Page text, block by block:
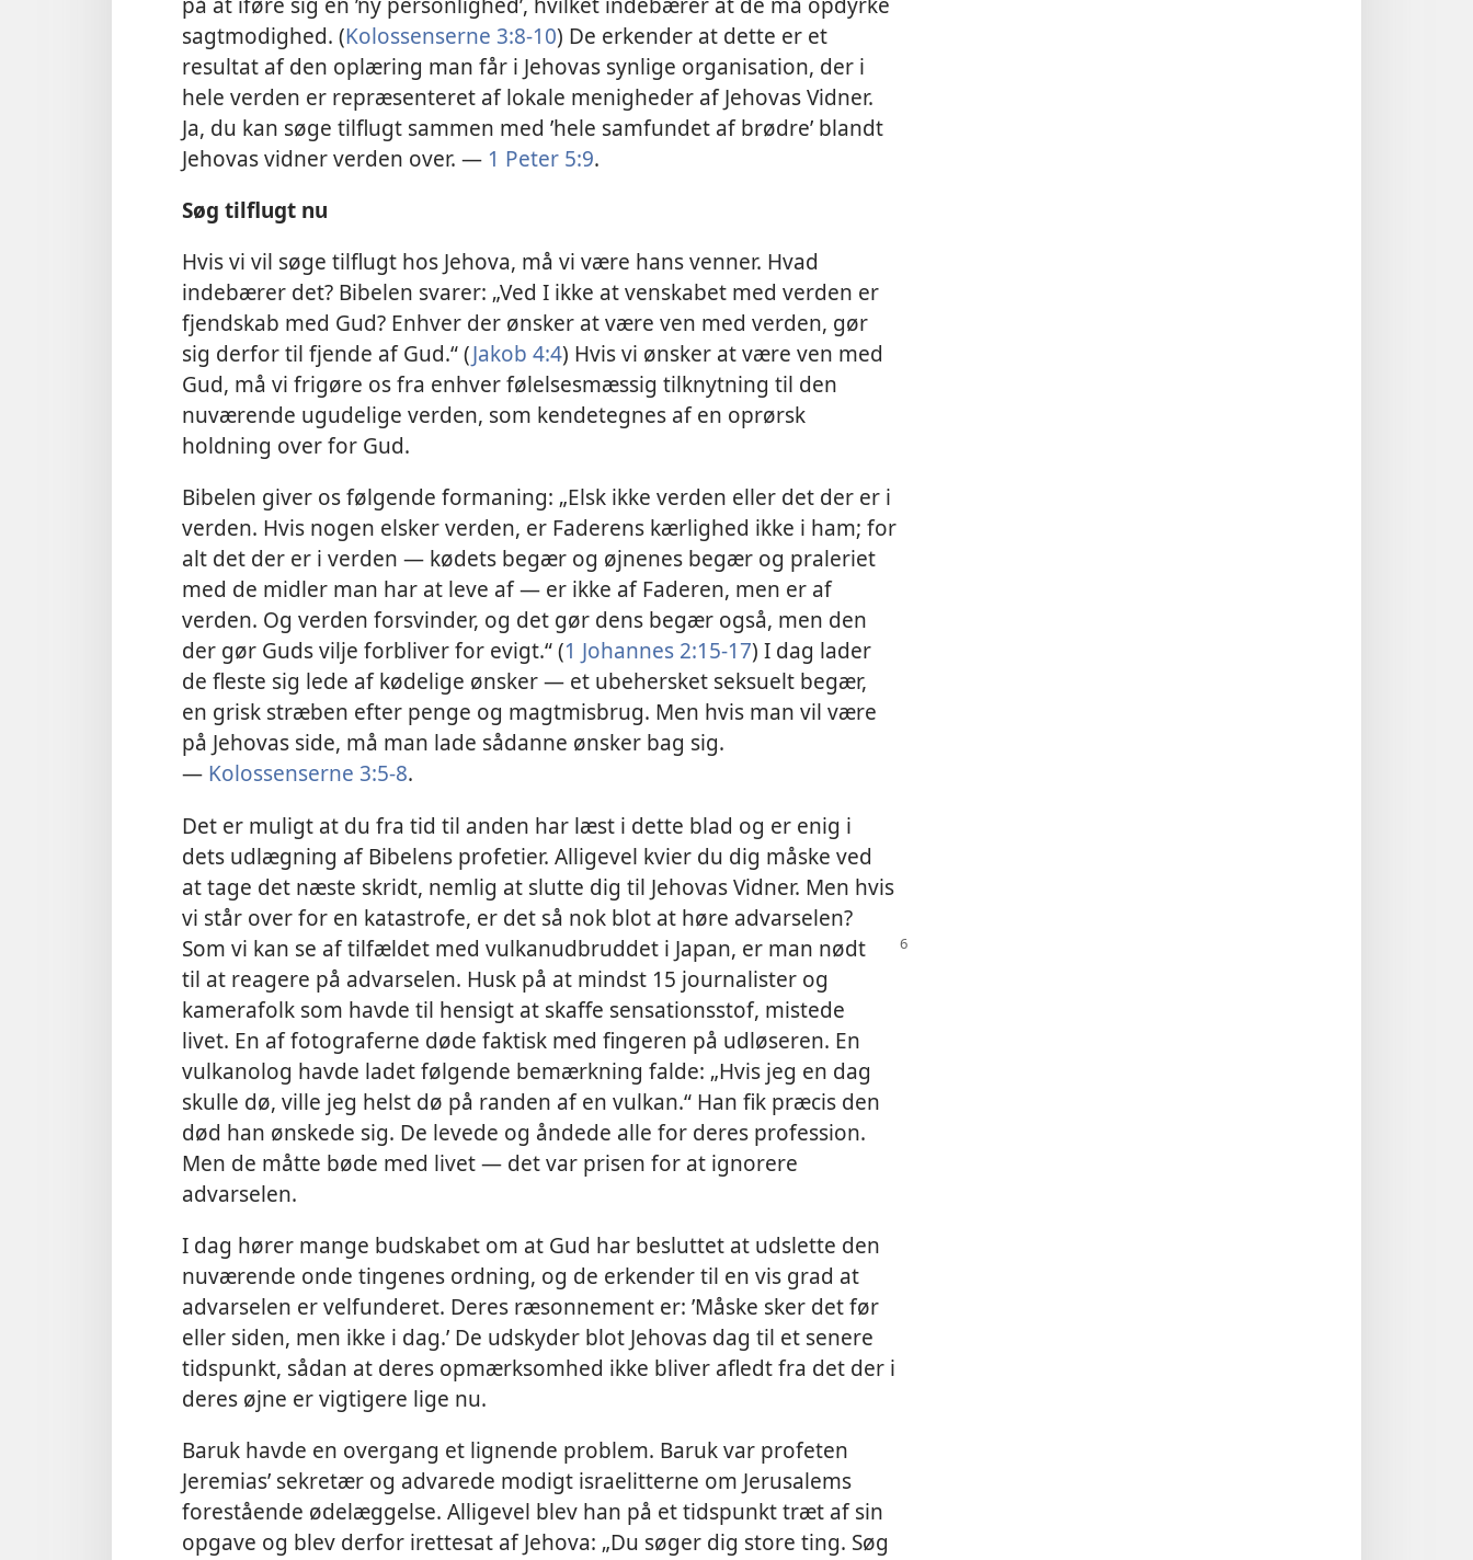
sagtmodighed. (Kolossenserne 3:8-10) De erkender at dette er et
resultat af den oplæring man får i Jehovas synlige organisation, der i
hele verden er repræsenteret af lokale menigheder af Jehovas Vidner.
Ja, du kan søge tilflugt sammen med ’hele samfundet af brødre’ blandt
Jehovas vidner verden over. — 1 Peter 5:9.
Søg tilflugt nu
Hvis vi vil søge tilflugt hos Jehova, må vi være hans venner. Hvad
indebærer det? Bibelen svarer: „Ved I ikke at venskabet med verden er
fjendskab med Gud? Enhver der ønsker at være ven med verden, gør
sig derfor til fjende af Gud.“ (Jakob 4:4) Hvis vi ønsker at være ven med
Gud, må vi frigøre os fra enhver følelsesmæssig tilknytning til den
nuværende ugudelige verden, som kendetegnes af en oprørsk
holdning over for Gud.
Bibelen giver os følgende formaning: „Elsk ikke verden eller det der er i
verden. Hvis nogen elsker verden, er Faderens kærlighed ikke i ham; for
alt det der er i verden — kødets begær og øjnenes begær og praleriet
med de midler man har at leve af — er ikke af Faderen, men er af
verden. Og verden forsvinder, og det gør dens begær også, men den
der gør Guds vilje forbliver for evigt.“ (1 Johannes 2:15-17) I dag lader
de fleste sig lede af kødelige ønsker — et ubehersket seksuelt begær,
en grisk stræben efter penge og magtmisbrug. Men hvis man vil være
på Jehovas side, må man lade sådanne ønsker bag sig.
— Kolossenserne 3:5-8.
Det er muligt at du fra tid til anden har læst i dette blad og er enig i
dets udlægning af Bibelens profetier. Alligevel kvier du dig måske ved
at tage det næste skridt, nemlig at slutte dig til Jehovas Vidner. Men hvis
vi står over for en katastrofe, er det så nok blot at høre advarselen?
Som vi kan se af tilfældet med vulkanudbruddet i Japan, er man nødt
til at reagere på advarselen. Husk på at mindst 15 journalister og
kamerafolk som havde til hensigt at skaffe sensationsstof, mistede
livet. En af fotograferne døde faktisk med fingeren på udløseren. En
vulkanolog havde ladet følgende bemærkning falde: „Hvis jeg en dag
skulle dø, ville jeg helst dø på randen af en vulkan.“ Han fik præcis den
død han ønskede sig. De levede og åndede alle for deres profession.
Men de måtte bøde med livet — det var prisen for at ignorere
advarselen.
I dag hører mange budskabet om at Gud har besluttet at udslette den
nuværende onde tingenes ordning, og de erkender til en vis grad at
advarselen er velfunderet. Deres ræsonnement er: ’Måske sker det før
eller siden, men ikke i dag.’ De udskyder blot Jehovas dag til et senere
tidspunkt, sådan at deres opmærksomhed ikke bliver afledt fra det der i
deres øjne er vigtigere lige nu.
Baruk havde en overgang et lignende problem. Baruk var profeten
Jeremias’ sekretær og advarede modigt israelitterne om Jerusalems
forestående ødelæggelse. Alligevel blev han på et tidspunkt træt af sin
opgave og blev derfor irettesat af Jehova: „Du søger dig store ting. Søg